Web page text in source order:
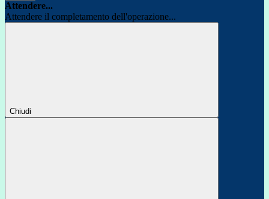
Attendere...
Attendere il completamento dell'operazione...
Chiudi